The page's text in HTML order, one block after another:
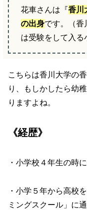
花車さんは『香川
の出身です。（香
は受験をして入る
こちらは香川大学の
り、もしかしたら幼
りますよね。
《経歴》
・小学校４年生の時
・小学５年から高校
ミングスクール」に通